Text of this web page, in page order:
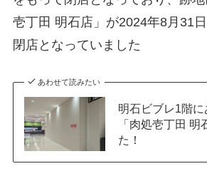
壱丁田 明石店」が2024年8月31
閉店となっていました
あわせて読みたい
明石ビブレ1階
「肉処壱丁田
た！